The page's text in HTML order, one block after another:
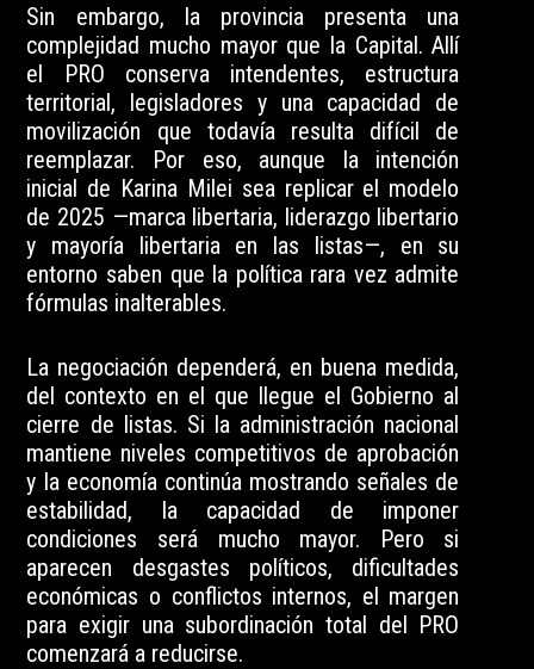
Sin embargo, la provincia presenta una
complejidad mucho mayor que la Capital. Allí
el PRO conserva intendentes, estructura
territorial, legisladores y una capacidad de
movilización que todavía resulta difícil de
reemplazar. Por eso, aunque la intención
inicial de Karina Milei sea replicar el modelo
de 2025 —marca libertaria, liderazgo libertario
y mayoría libertaria en las listas—, en su
entorno saben que la política rara vez admite
fórmulas inalterables.
La negociación dependerá, en buena medida,
del contexto en el que llegue el Gobierno al
cierre de listas. Si la administración nacional
mantiene niveles competitivos de aprobación
y la economía continúa mostrando señales de
estabilidad, la capacidad de imponer
condiciones será mucho mayor. Pero si
aparecen desgastes políticos, dificultades
económicas o conflictos internos, el margen
para exigir una subordinación total del PRO
comenzará a reducirse.